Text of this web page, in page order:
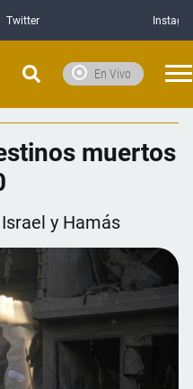
Twitter
En Vivo
muertos
y Hamás